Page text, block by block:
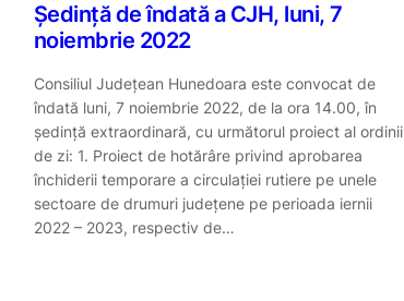
Ședință de îndată a CJH, luni, 7
noiembrie 2022
Consiliul Județean Hunedoara este convocat de
îndată luni, 7 noiembrie 2022, de la ora 14.00, în
ședință extraordinară, cu următorul proiect al ordinii
de zi: 1. Proiect de hotărâre privind aprobarea
închiderii temporare a circulației rutiere pe unele
sectoare de drumuri județene pe perioada iernii
2022 – 2023, respectiv de…